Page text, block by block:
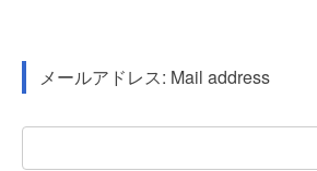
メールアドレス: Mail address